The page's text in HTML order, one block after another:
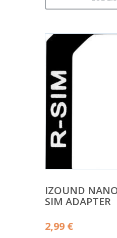
IZOUND
SIM ADAPTER
2,99 €